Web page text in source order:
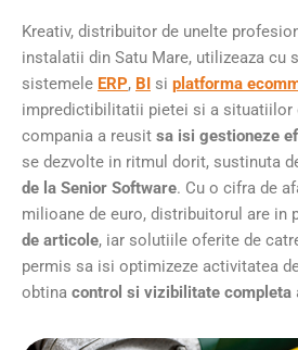
Kreativ, distribuitor de unelte
instalatii din Satu Mare, utilizeaza cu
sistemele ERP, BI si platforma
impredictibilitatii pietei si a situatiilor
compania a reusit sa isi gestioneze
se dezvolte in ritmul dorit, sustinuta
de la Senior Software. Cu o cifra de
milioane de euro, distribuitorul are in
de articole, iar solutiile oferite de
permis sa isi optimizeze activitatea
obtina control si vizibilitate completa